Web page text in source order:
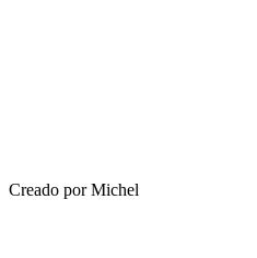
Creado por Michel